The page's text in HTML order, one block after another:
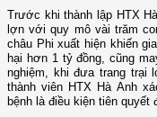
Trước khi thành lập HTX
lợn với quy mô vài trăm
châu Phi xuất hiện khiến
hại hơn 1 tỷ đồng, cũng
nghiệm, khi đưa trang trại
thành viên HTX Hà Anh
bệnh là điều kiện tiên quyết